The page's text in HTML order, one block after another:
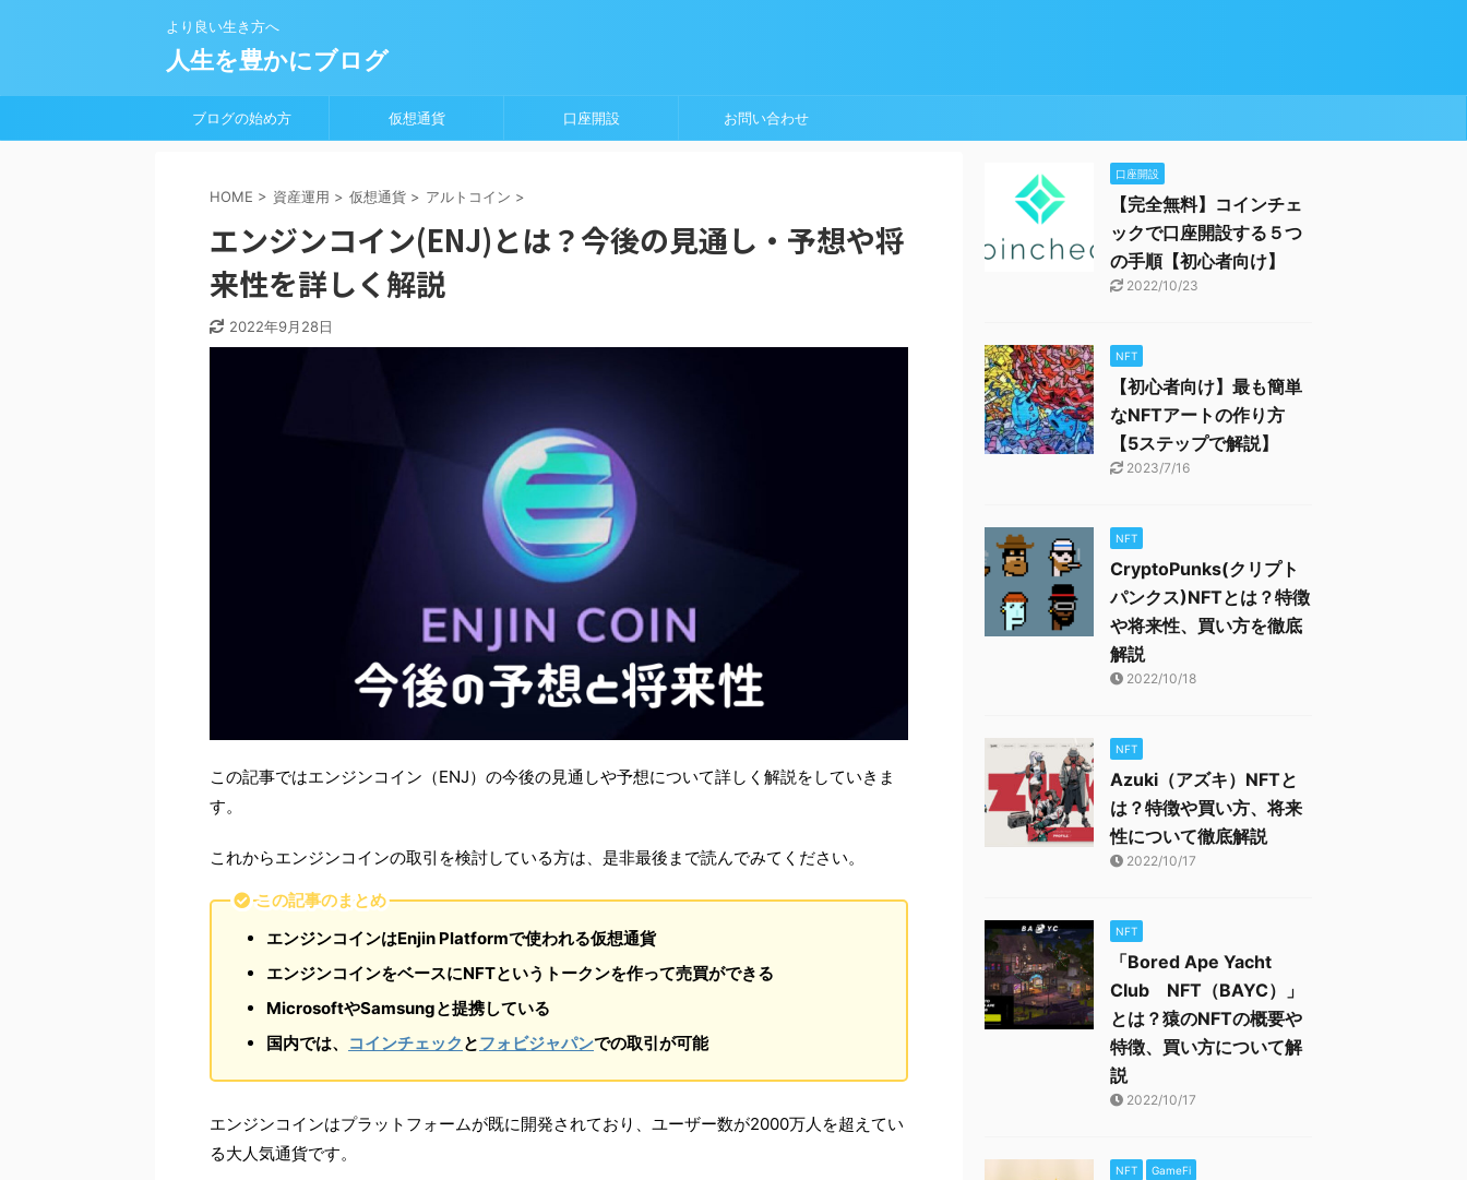
より良い生き方へ
人生を豊かにブログ
ブログの始め方 仮想通貨 口座開設 お問い合わせ
HOME > 資産運用 > 仮想通貨 > アルトコイン >
エンジンコイン(ENJ)とは？今後の見通し・予想や将
来性を詳しく解説
2022年9月28日
この記事ではエンジンコイン（ENJ）の今後の見通しや予想について詳しく解説をしていきま
す。
これからエンジンコインの取引を検討している方は、是非最後まで読んでみてください。
この記事のまとめ
エンジンコインはEnjin Platformで使われる仮想通貨
エンジンコインをベースにNFTというトークンを作って売買ができる
MicrosoftやSamsungと提携している
国内では、
コインチェック とフォビジャパンでの取引が可能
エンジンコインはプラットフォームが既に開発されており、ユーザー数が2000万人を超えてい
る大人気通貨です。
口座開設
【完全無料】コインチェ
ックで口座開設する５つ
の手順【初心者向け】
2022/10/23
NFT
【初心者向け】最も簡単
なNFTアートの作り方
【5ステップで解説】
2023/7/16
NFT
CryptoPunks(クリプト
パンクス)NFTとは？特徴
や将来性、買い方を徹底
解説
2022/10/18
NFT
Azuki（アズキ）NFTと
は？特徴や買い方、将来
性について徹底解説
2022/10/17
NFT
「Bored Ape Yacht
Club NFT（BAYC）」
とは？猿のNFTの概要や
特徴、買い方について解
説
2022/10/17
NFT GameFi